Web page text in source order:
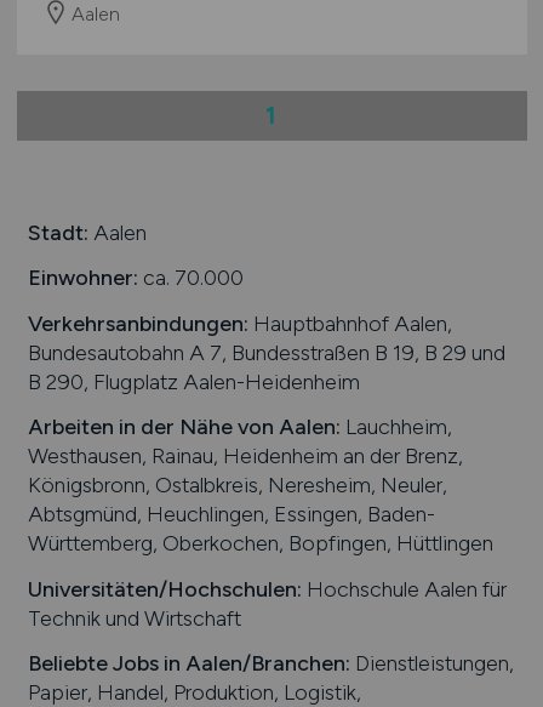
Aalen
1
Stadt: Aalen
Einwohner: ca. 70.000
Verkehrsanbindungen: Hauptbahnhof Aalen,
Bundesautobahn A 7, Bundesstraßen B 19, B 29 und
B 290, Flugplatz Aalen-Heidenheim
Arbeiten in der Nähe von Aalen: Lauchheim,
Westhausen, Rainau, Heidenheim an der Brenz,
Königsbronn, Ostalbkreis, Neresheim, Neuler,
Abtsgmünd, Heuchlingen, Essingen, Baden-
Württemberg, Oberkochen, Bopfingen, Hüttlingen
Universitäten/Hochschulen: Hochschule Aalen für
Technik und Wirtschaft
Beliebte Jobs in Aalen/Branchen: Dienstleistungen,
Papier, Handel, Produktion, Logistik,